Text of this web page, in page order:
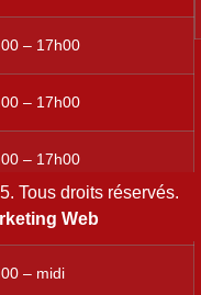
– 17h00
– 17h00
– 17h00
– 17h00
– midi
Tous droits réservés.
Web